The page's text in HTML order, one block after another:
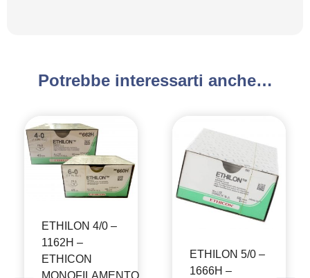
Potrebbe interessarti anche…
ETHILON 4/0 –
1162H –
ETHICON
ETHILON 5/0 –
1666H –